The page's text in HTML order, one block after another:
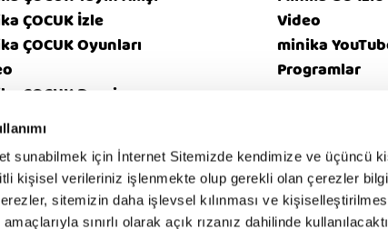
sunabilmek için İnternet Sitemizde kendimize ve üçüncü
kişisel verileriniz işlenmekte olup gerekli olan çerezler
sitemizin daha işlevsel kılınması ve
sınırlı olarak açık rızanız dahilinde
ÇOCUK İzle
ÇOCUK Oyunları
ÇOCUK Dergi
Video
minika
Programlar
Gizlilik
Politikamız
Veri
Politikası
Bize
Ulaşın
Künye